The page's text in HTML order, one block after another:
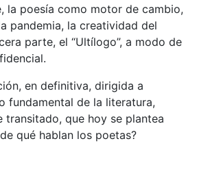
la poesía como motor de cambio,
pandemia, la creatividad del
parte, el “Ultílogo”, a modo de
en definitiva, dirigida a
fundamental de la literatura,
transitado, que hoy se plantea
qué hablan los poetas?